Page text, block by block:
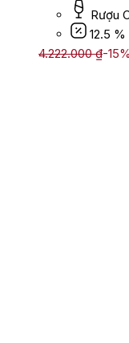
Rượu
12.5 %
4.222.000₫-15%